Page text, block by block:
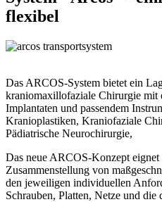
flexibel
Das ARCOS-System bietet ein
kraniomaxillofaziale Chirurgie mit
Implantaten und passendem
Kranioplastiken, Kraniofaziale
Pädiatrische Neurochirurgie,
Das neue ARCOS-Konzept
Zusammenstellung von
den jeweiligen individuellen
Schrauben, Platten, Netze und